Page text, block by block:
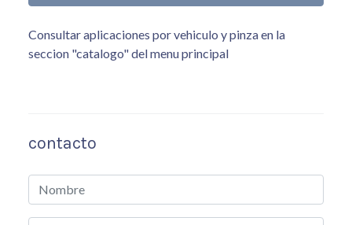
Consultar aplicaciones por vehiculo y pinza en la
seccion "catalogo" del menu principal
contacto